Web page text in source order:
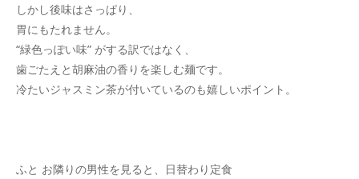
しかし後味はさっぱり、
胃にもたれません。
“緑色っぽい味” がする訳ではなく、
歯ごたえと胡麻油の香りを楽しむ麺です。
冷たいジャスミン茶が付いているのも嬉しいポイント。
ふと お隣りの男性を見ると、日替わり定食